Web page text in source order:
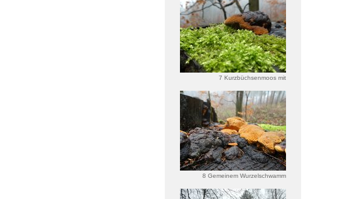
7 Kurzbüchsenmoos mit
8 Gemeinem Wurzelschwamm